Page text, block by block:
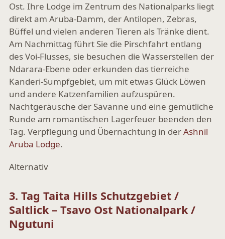
Ost. Ihre Lodge im Zentrum des Nationalparks liegt
direkt am Aruba-Damm, der Antilopen, Zebras,
Büffel und vielen anderen Tieren als Tränke dient.
Am Nachmittag führt Sie die Pirschfahrt entlang
des Voi-Flusses, sie besuchen die Wasserstellen der
Ndarara-Ebene oder erkunden das tierreiche
Kanderi-Sumpfgebiet, um mit etwas Glück Löwen
und andere Katzenfamilien aufzuspüren.
Nachtgeräusche der Savanne und eine gemütliche
Runde am romantischen Lagerfeuer beenden den
Tag. Verpflegung und Übernachtung in derAshnil
Aruba Lodge.
Alternativ
3. Tag Taita Hills Schutzgebiet /
Saltlick – Tsavo Ost Nationalpark /
Ngutuni